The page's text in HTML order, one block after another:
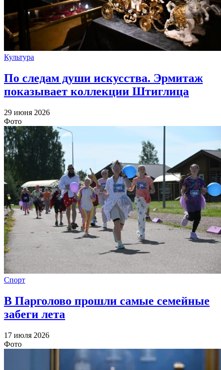
Культура
По следам души искусства. Эрмитаж
показывает коллекции Штиглица
29 июня 2026
Фото
Спорт
В Парголово прошли самые семейные
забеги лета
17 июля 2026
Фото